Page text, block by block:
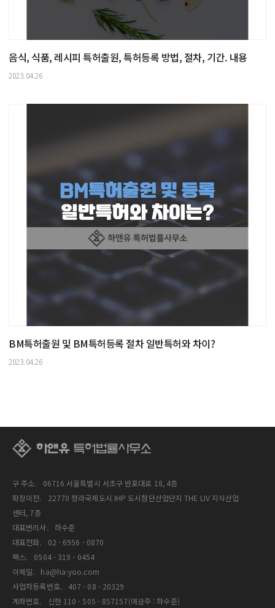
음식, 식품, 레시피 특허출원, 특허등록 방법, 절차, 기간. 내용
2023.04.26
BM특허출원 및 BM특허등록 절차 일반특허와 차이?
2023.04.26
구 주소.
06716 서울특별시 서초구 반포대로 18, 4층
확장이전.
22770 청라국제도시 IHP 도시첨단산업단지 THE LIV 지식산업
센터, 7층
대표변리사.
하수준
대표전화.
02 - 6956 - 0870
팩스.
0504 - 319 - 0454
이메일.
ha@ha-yoo.com
사업자등록번호.
407 - 08 - 20329
계좌번호.
신한 110 - 505 - 857157(예금주 : 하수준)